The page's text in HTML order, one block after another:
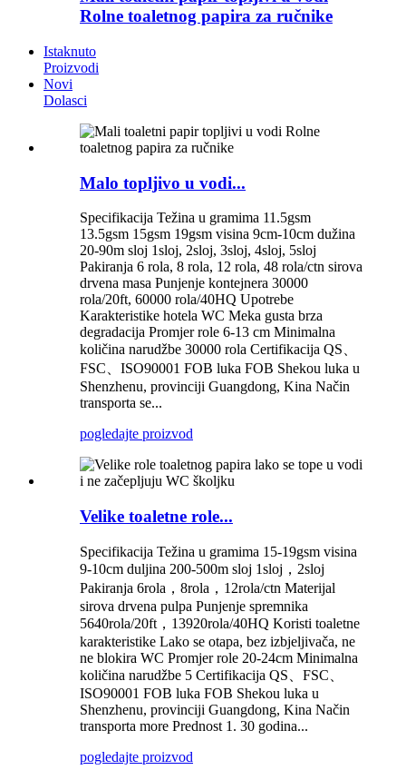
Rolne toaletnog papira za ručnike
Istaknuto
Proizvodi
Novi
Dolasci
Malo topljivo u vodi...
Specifikacija Težina u gramima 11.5gsm
13.5gsm 15gsm 19gsm visina 9cm-10cm dužina
20-90m sloj 1sloj, 2sloj, 3sloj, 4sloj, 5sloj
Pakiranja 6 rola, 8 rola, 12 rola, 48 rola/ctn sirova
drvena masa Punjenje kontejnera 30000
rola/20ft, 60000 rola/40HQ Upotrebe
Karakteristike hotela WC Meka gusta brza
degradacija Promjer role 6-13 cm Minimalna
količina narudžbe 30000 rola Certifikacija QS、
FSC、ISO90001 FOB luka FOB Shekou luka u
Shenzhenu, provinciji Guangdong, Kina Način
transporta se...
pogledajte proizvod
Velike toaletne role...
Specifikacija Težina u gramima 15-19gsm visina
9-10cm duljina 200-500m sloj 1sloj，2sloj
Pakiranja 6rola，8rola，12rola/ctn Materijal
sirova drvena pulpa Punjenje spremnika
5640rola/20ft，13920rola/40HQ Koristi toaletne
karakteristike Lako se otapa, bez izbjeljivača, ne
ne blokira WC Promjer role 20-24cm Minimalna
količina narudžbe 5 Certifikacija QS、FSC、
ISO90001 FOB luka FOB Shekou luka u
Shenzhenu, provinciji Guangdong, Kina Način
transporta more Prednost 1. 30 godina...
pogledajte proizvod